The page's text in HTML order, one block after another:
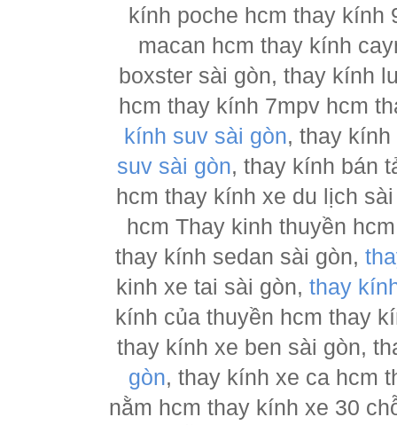
kính poche hcm thay kính
macan hcm thay kính
boxster sài gòn, thay kính
hcm thay kính 7mpv hcm
kính suv sài gòn, thay
suv sài gòn, thay kính bán
hcm thay kính xe du lịch
hcm Thay kinh thuyền
thay kính sedan sài gòn,
kinh xe tai sài gòn, thay
kính của thuyền hcm thay
thay kính xe ben sài gòn,
gòn, thay kính xe ca hcm
nằm hcm thay kính xe 30